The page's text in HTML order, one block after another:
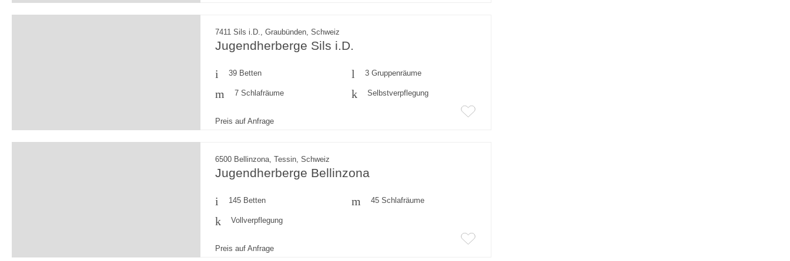
7411 Sils i.D., Graubünden, Schweiz
Jugendherberge Sils i.D.
39 Betten 3 Gruppenräume
7 Schlafräume Selbstverpflegung
Preis auf Anfrage
6500 Bellinzona, Tessin, Schweiz
Jugendherberge Bellinzona
145 Betten 45 Schlafräume
Vollverpflegung
Preis auf Anfrage